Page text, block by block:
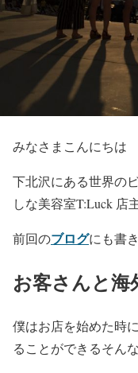
みなさまこんにちは
下北沢にある世界の
しな美容室T:Luck 店
前回のブログにも書
お客さんと海
僕はお店を始めた時
ることができるそん